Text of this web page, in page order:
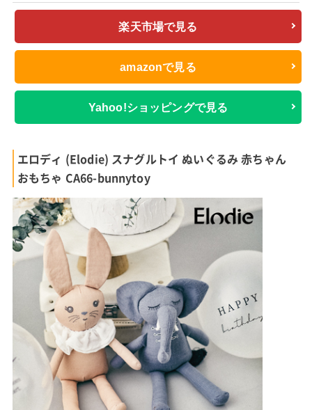
楽天市場で見る
amazonで見る
Yahoo!ショッピングで見る
エロディ (Elodie) スナグルトイ ぬいぐるみ 赤ちゃん
おもちゃ CA66-bunnytoy